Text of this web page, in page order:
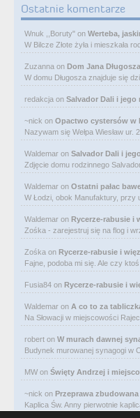
Ostatnie komentarze
Wnuk ,,Boruty" on Werteba,
W Bilcze Złote żyła i mieszkała
Zuzanna on Dom Jana Długosza
W domu Długosza znajduje się
redakcja on Salvador Dali i jego
~nick on Opactwo cystersów w
Nazywam się Wełpa Wiesław ur.
Waldemar on Salvador Dali i
Zdjęcie domu rodzinnego
Waldemar on Ostatni pałac
W Łodzi, obok Manufaktury, przy
Waldemar on Rycerze-rabusie i
Zośka - zarejestruj się na flog i
Zośka on Rycerze-rabusie i
Fajne, podoba mi się. Ale czy
Fusia84 on Rycerze-rabusie i
Waldemar on A co to za
Na Słowacji w miejscowości
robert on W murach dawnej
Budynek murowanej synagogi w
MW on Święty Andrzej i
~nick on Przeprawa zbudowana
Kaplica Św. Anny pierwotnie